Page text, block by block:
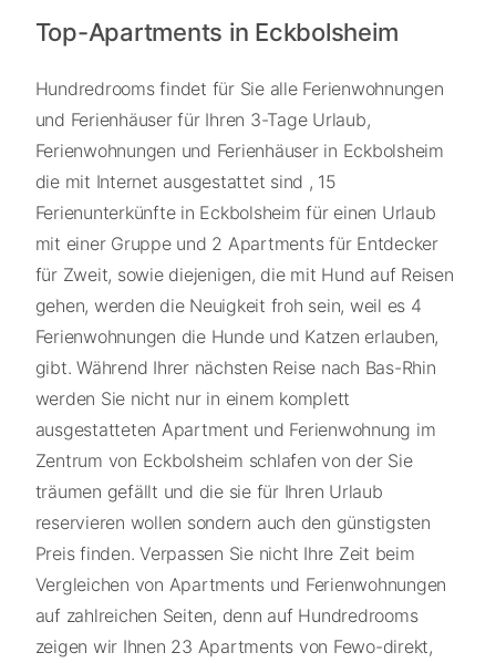
Top-Apartments in Eckbolsheim
Hundredrooms findet für Sie alle Ferienwohnungen
und Ferienhäuser für Ihren 3-Tage Urlaub,
Ferienwohnungen und Ferienhäuser in Eckbolsheim
die mit Internet ausgestattet sind , 15
Ferienunterkünfte in Eckbolsheim für einen Urlaub
mit einer Gruppe und 2 Apartments für Entdecker
für Zweit, sowie diejenigen, die mit Hund auf Reisen
gehen, werden die Neuigkeit froh sein, weil es 4
Ferienwohnungen die Hunde und Katzen erlauben,
gibt. Während Ihrer nächsten Reise nach Bas-Rhin
werden Sie nicht nur in einem komplett
ausgestatteten Apartment und Ferienwohnung im
Zentrum von Eckbolsheim schlafen von der Sie
träumen gefällt und die sie für Ihren Urlaub
reservieren wollen sondern auch den günstigsten
Preis finden. Verpassen Sie nicht Ihre Zeit beim
Vergleichen von Apartments und Ferienwohnungen
auf zahlreichen Seiten, denn auf Hundredrooms
zeigen wir Ihnen 23 Apartments von Fewo-direkt,